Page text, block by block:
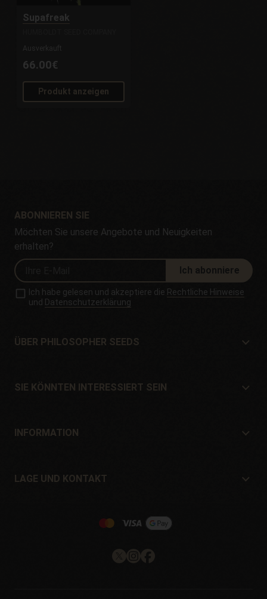
Supafreak
Ausverkauft
66.00€
Produkt anzeigen
ABONNIEREN SIE
Möchten Sie unsere Angebote und Neuigkeiten
erhalten?
Ich abonniere
Ich habe gelesen und akzeptiere die Rechtliche Hinweise
und Datenschutzerklärung
ÜBER PHILOSOPHER SEEDS
Lage und Kontakt
SIE KÖNNTEN INTERESSIERT SEIN
Angebote
INFORMATION
Garantien und Rücksendungen
LAGE UND KONTAKT
Pol. Industrial Pont del Príncep
Email: info@philosopherseeds.com